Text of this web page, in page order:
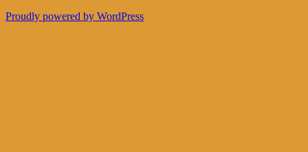
Proudly powered by WordPress